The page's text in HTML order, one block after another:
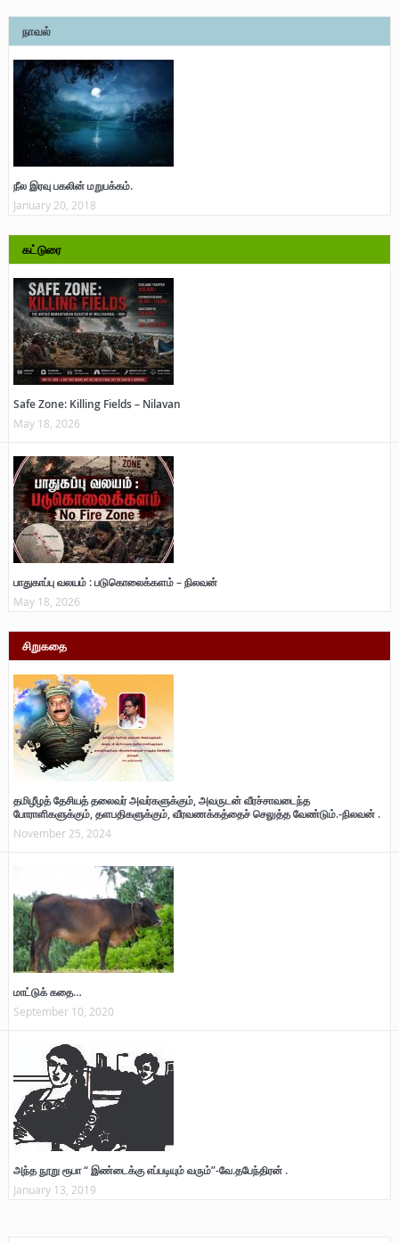
நாவல்
நீல இரவு பகலின் மறுபக்கம்.
January 20, 2018
கட்டுரை
Safe Zone: Killing Fields – Nilavan
May 18, 2026
பாதுகாப்பு வலயம் : படுகொலைக்களம் – நிலவன்
May 18, 2026
சிறுகதை
தமிழீழத் தேசியத் தலைவர் அவர்களுக்கும், அவருடன் வீரச்சாவடைந்த
போராளிகளுக்கும், தளபதிகளுக்கும், வீரவணக்கத்தைச் செலுத்த வேண்டும்.-நிலவன் .
November 25, 2024
மாட்டுக் கதை…
September 10, 2020
அந்த நூறு ரூபா “ இண்டைக்கு எப்படியும் வரும்”-வே.தபேந்திரன் .
January 13, 2019